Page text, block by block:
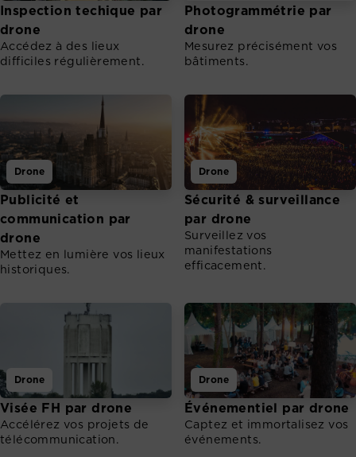
Inspection techique par
drone
Accédez à des lieux
difficiles régulièrement.
Photogrammétrie par
drone
Mesurez précisément vos
bâtiments.
Drone
Publicité et
communication par
drone
Mettez en lumière vos lieux
historiques.
Drone
Sécurité & surveillance
par drone
Surveillez vos
manifestations
efficacement.
Drone
Visée FH par drone
Accélérez vos projets de
télécommunication.
Drone
Événementiel par drone
Captez et immortalisez vos
événements.